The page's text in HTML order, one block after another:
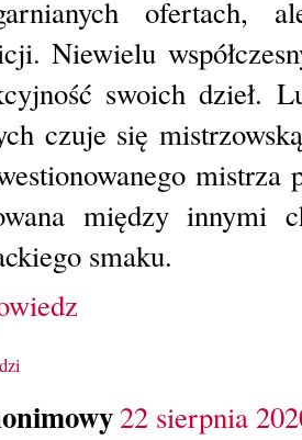
ofertach,
Niewielu
swoich dzieł.
czuje się
między innymi
smaku.
22 sierpnia